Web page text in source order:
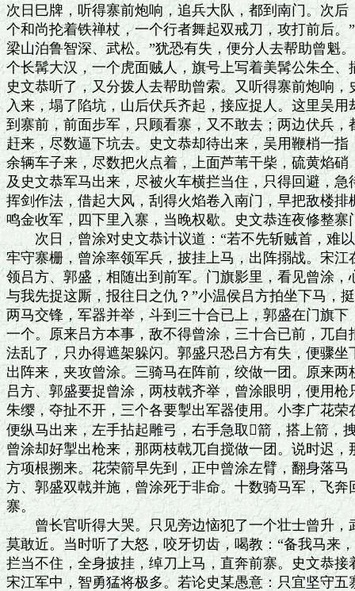
次日巳牌，听得寨前炮响，追兵大队，都到南门。次后
个和尚抡着铁禅杖，一个行者舞起双戒刀，攻打前后。
梁山泊鲁智深、武松。”犹恐有失，便分人去帮助曾魁
个长髯大汉，一个虎面贼人，旗号上写着美髯公朱仝、
史文恭听了，又分拨人去帮助曾索。又听得寨前炮响
入来，塌了陷坑，山后伏兵齐起，接应捉人。这里吴
到寨前，前面步军，只顾看寨，又不敢去；两边伏兵
赶来，尽数逼下坑去。史文恭却待出来，吴用鞭梢一
余辆车子来，尽数把火点着，上面芦苇干柴，硫黄焰
及史文恭军马出来，尽被火车横拦当住，只得回避，
挥剑作法，借起大风，刮得火焰卷入南门，早把敌楼
鸣金收军，四下里入寨，当晚权歇。史文恭连夜修整寨
次日，曾涂对史文恭计议道：“若不先斩贼首，难以
牢守寨栅，曾涂率领军兵，披挂上马，出阵搦战。宋
领吕方、郭盛，相随出到前军。门旗影里，看见曾涂，
与我先捉这厮，报往日之仇？”小温侯吕方拍坐下马，
两马交锋，军器并举，斗到三十合已上，郭盛在门旗
一个。原来吕方本事，敌不得曾涂，三十合已前，兀
法乱了，只办得遮架躲闪。郭盛只恐吕方有失，便骤
出阵来，夹攻曾涂。三骑马在阵前，绞做一团。原来
吕方、郭盛要捉曾涂，两枝戟齐举，曾涂眼明，便用
朱缨，夺扯不开，三个各要掣出军器使用。小李广花
便纵马出来，左手拈起雕弓，右手急取箭，搭上箭，
曾涂却好掣出枪来，那两枝戟兀自搅做一团。说时迟
方项根搠来。花荣箭早先到，正中曾涂左臂，翻身落
方、郭盛双戟并施，曾涂死于非命。十数骑马军，飞
寨。
曾长官听得大哭。只见旁边恼犯了一个壮士曾升，
莫敢近。当时听了大怒，咬牙切齿，喝教：“备我马来
拦当不住，全身披挂，绰刀上马，直奔前寨。史文恭接
宋江军中，智勇猛将极多。若论史某愚意：只宜坚守